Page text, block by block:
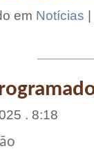
em Notícias
. 8:18